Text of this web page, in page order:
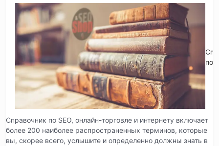
по
Справочник по SEO, онлайн-торговле и интернету включает
более 200 наиболее распространенных терминов, которые
вы, скорее всего, услышите и определенно должны знать в